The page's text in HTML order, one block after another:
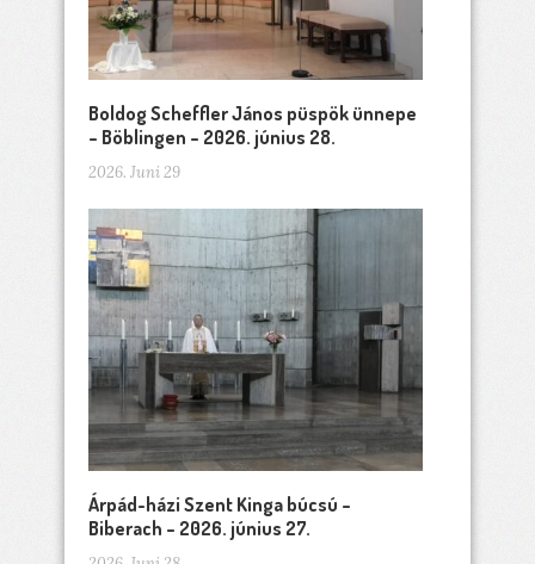
Boldog Scheffler János püspök ünnepe
– Böblingen – 2026. június 28.
2026. Juni 29
Árpád-házi Szent Kinga búcsú –
Biberach – 2026. június 27.